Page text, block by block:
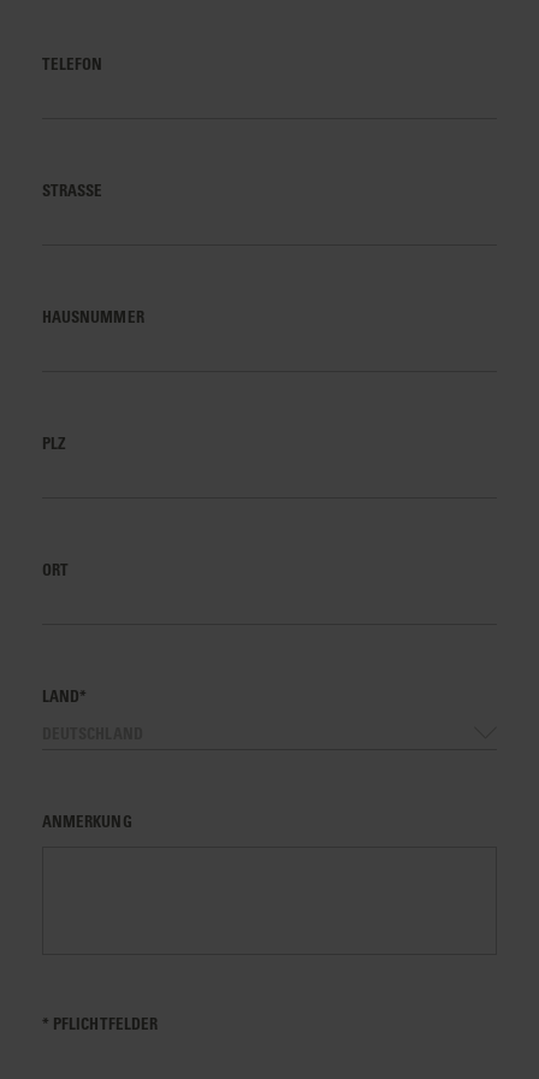
TELEFON
STRASSE
HAUSNUMMER
PLZ
ORT
LAND*
ANMERKUNG
* PFLICHTFELDER